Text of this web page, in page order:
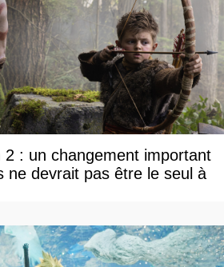
2 : un changement important
ne devrait pas être le seul à